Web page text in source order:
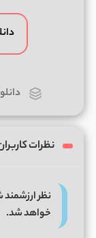
نظرات
نظر
خواهد شد.